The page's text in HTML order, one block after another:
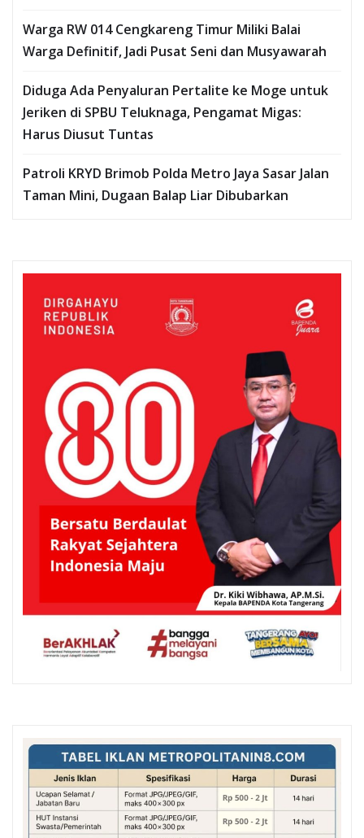
Warga RW 014 Cengkareng Timur Miliki Balai
Warga Definitif, Jadi Pusat Seni dan Musyawarah
Diduga Ada Penyaluran Pertalite ke Moge untuk
Jeriken di SPBU Teluknaga, Pengamat Migas:
Harus Diusut Tuntas
Patroli KRYD Brimob Polda Metro Jaya Sasar Jalan
Taman Mini, Dugaan Balap Liar Dibubarkan